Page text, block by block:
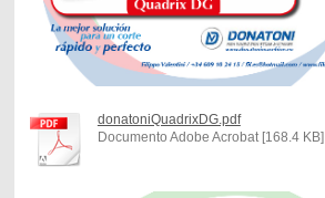
donatoniQuadrixDG.pdf
Documento Adobe Acrobat [168.4 KB]